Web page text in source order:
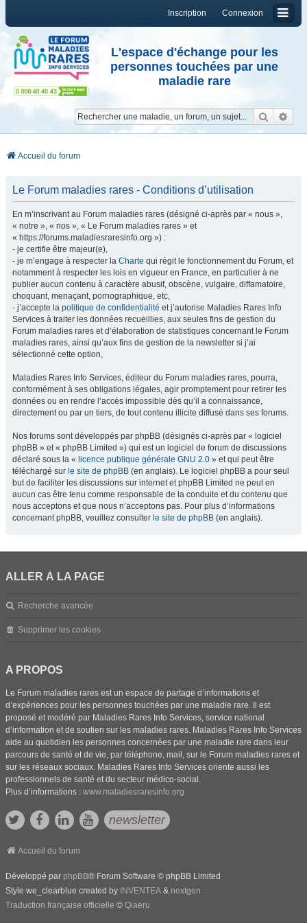
Connexion
Inscription
L'espace d'échange pour les
personnes touchées par une
maladie rare
Accueil du forum
Le Forum maladies rares - Conditions d’utilisation
En m’inscrivant au Forum maladies rares (désigné ci-après par « nous »,
« notre », « nos », « Le Forum maladies rares » et
« https://forums.maladiesraresinfo.org ») :
- je certifie être majeur(e),
- je m’engage à respecter la Charte qui régit le fonctionnement du Forum, et
notamment à respecter les lois en vigueur en France, en particulier à ne
publier aucun contenu à caractère abusif, obscène, vulgaire, diffamatoire,
choquant, menaçant, pornographique, etc,
- j’accepte la politique de confidentialité et j’autorise Maladies Rares Info
Services à traiter les données recueillies, aux seules fins de gestion du
Forum maladies rares et d’élaboration de statistiques concernant le Forum
maladies rares, ainsi qu’aux fins de gestion de la newsletter si j’ai
sélectionné cette option,
Maladies Rares Info Services, éditeur du Forum maladies rares, pourra,
conformément à ses obligations légales, agir promptement pour retirer les
données ou en rendre l’accès impossible dès qu’il a connaissance,
directement ou par un tiers, de tout contenu illicite diffusé dans ses forums.
Nos forums sont développés par phpBB (désignés ci-après par « logiciel
phpBB » et « phpBB Limited ») qui est un logiciel de forum de discussions
déclaré sous la « licence publique générale GNU 2.0 » et qui peut être
téléchargé sur le site de phpBB (en anglais). Le logiciel phpBB a pour seul
but de faciliter les discussions sur internet et phpBB Limited ne peut en
aucun cas être tenu comme responsable de la conduite et du contenu que
nous acceptons et que nous n’acceptons pas. Pour plus d’informations
concernant phpBB, veuillez consulter le site de phpBB (en anglais).
ALLER À LA PAGE
Recherche avancée
Supprimer les cookies
A PROPOS
Le Forum maladies rares est un espace de partage d’informations et
d’expériences pour les personnes touchées par une maladie rare. Il est
proposé et modéré par Maladies Rares Info Services, service national
d’information et de soutien sur les maladies rares. Maladies Rares Info Services
aide au quotidien les personnes concernées par une maladie rare dans leur
parcours de santé et de vie, par téléphone, mail, sur le Forum maladies rares et
sur les réseaux sociaux. Maladies Rares Info Services oriente aussi les
professionnels de santé et du secteur médico-social.
Plus d’informations : www.maladiesraresinfo.org
newsletter
Accueil du forum
Développé par phpBB® Forum Software © phpBB Limited
Style we_clearblue created by INVENTEA & nextgen
Traduction française officielle © Qiaeru